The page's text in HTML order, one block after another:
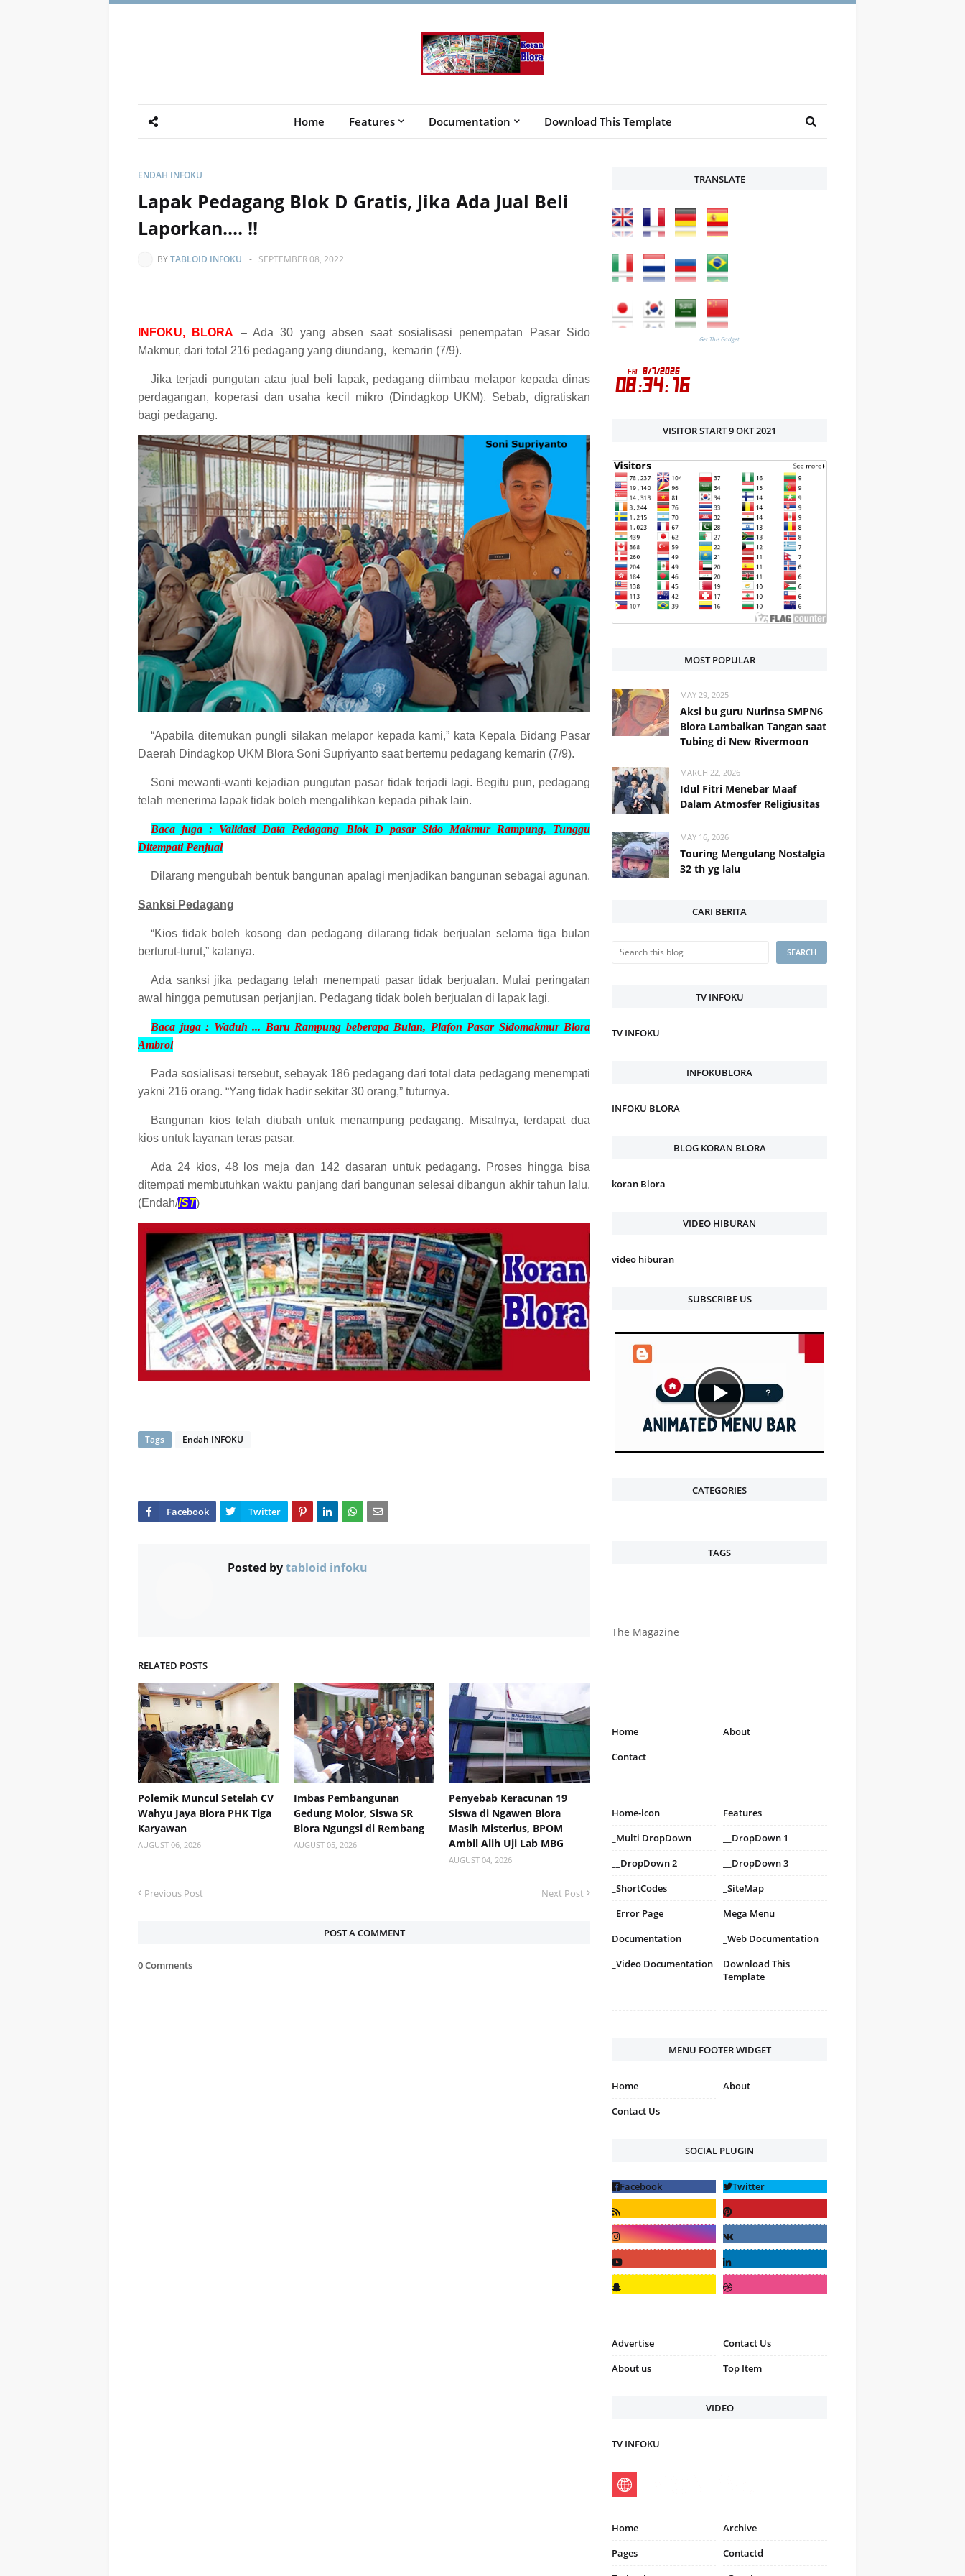
Home Features Documentation Download This Template
ENDAH INFOKU
Lapak Pedagang Blok D Gratis, Jika Ada Jual Beli
Laporkan.... !!
BYTABLOID INFOKU - SEPTEMBER 08, 2022
INFOKU, BLORA – Ada 30 yang absen saat sosialisasi penempatan Pasar Sido
Makmur, dari total 216 pedagang yang diundang, kemarin (7/9).
Jika terjadi pungutan atau jual beli lapak, pedagang diimbau melapor kepada dinas
perdagangan, koperasi dan usaha kecil mikro (Dindagkop UKM). Sebab, digratiskan
bagi pedagang.
“Apabila ditemukan pungli silakan melapor kepada kami,” kata Kepala Bidang Pasar
Daerah Dindagkop UKM Blora Soni Supriyanto saat bertemu pedagang kemarin (7/9).
Soni mewanti-wanti kejadian pungutan pasar tidak terjadi lagi. Begitu pun, pedagang
telah menerima lapak tidak boleh mengalihkan kepada pihak lain.
Baca juga : Validasi Data Pedagang Blok D pasar Sido Makmur Rampung, Tunggu
Ditempati Penjual
Dilarang mengubah bentuk bangunan apalagi menjadikan bangunan sebagai agunan.
Sanksi Pedagang
“Kios tidak boleh kosong dan pedagang dilarang tidak berjualan selama tiga bulan
berturut-turut,” katanya.
Ada sanksi jika pedagang telah menempati pasar tidak berjualan. Mulai peringatan
awal hingga pemutusan perjanjian. Pedagang tidak boleh berjualan di lapak lagi.
Baca juga : Waduh ... Baru Rampung beberapa Bulan, Plafon Pasar Sidomakmur Blora
Ambrol
Pada sosialisasi tersebut, sebayak 186 pedagang dari total data pedagang menempati
yakni 216 orang. “Yang tidak hadir sekitar 30 orang,” tuturnya.
Bangunan kios telah diubah untuk menampung pedagang. Misalnya, terdapat dua
kios untuk layanan teras pasar.
Ada 24 kios, 48 los meja dan 142 dasaran untuk pedagang. Proses hingga bisa
ditempati membutuhkan waktu panjang dari bangunan selesai dibangun akhir tahun lalu.
(Endah/IST)
Tags Endah INFOKU
Posted bytabloid infoku
RELATED POSTS
Polemik Muncul Setelah CV
Wahyu Jaya Blora PHK Tiga
Karyawan
AUGUST 06, 2026
Imbas Pembangunan
Gedung Molor, Siswa SR
Blora Ngungsi di Rembang
AUGUST 05, 2026
Penyebab Keracunan 19
Siswa di Ngawen Blora
Masih Misterius, BPOM
Ambil Alih Uji Lab MBG
AUGUST 04, 2026
Previous Post Next Post
POST A COMMENT
0 Comments
TRANSLATE
Get This Gadget
VISITOR START 9 OKT 2021
MOST POPULAR
MAY 29, 2025
Aksi bu guru Nurinsa SMPN6
Blora Lambaikan Tangan saat
Tubing di New Rivermoon
MARCH 22, 2026
Idul Fitri Menebar Maaf
Dalam Atmosfer Religiusitas
MAY 16, 2026
Touring Mengulang Nostalgia
32 th yg lalu
CARI BERITA
TV INFOKU
TV INFOKU
INFOKUBLORA
INFOKU BLORA
BLOG KORAN BLORA
koran Blora
VIDEO HIBURAN
video hiburan
SUBSCRIBE US
CATEGORIES
TAGS
The Magazine
Home
About
Contact
Home-icon
Features
_Multi DropDown
__DropDown 1
__DropDown 2
__DropDown 3
_ShortCodes
_SiteMap
_Error Page
Mega Menu
Documentation
_Web Documentation
_Video Documentation
Download This
Template
MENU FOOTER WIDGET
Home
About
Contact Us
SOCIAL PLUGIN
Advertise
Contact Us
About us
Top Item
VIDEO
TV INFOKU
Home
Archive
Pages
Contactd